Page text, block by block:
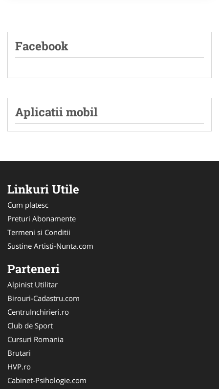
Facebook
Aplicatii mobil
Linkuri Utile
Cum platesc
Preturi Abonamente
Termeni si Conditii
Sustine Artisti-Nunta.com
Parteneri
Alpinist Utilitar
Birouri-Cadastru.com
CentruInchirieri.ro
Club de Sport
Cursuri Romania
Brutari
HVP.ro
Cabinet-Psihologie.com